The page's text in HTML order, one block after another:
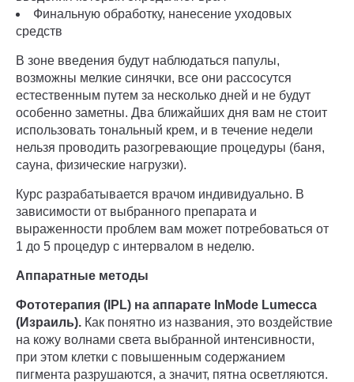
Финальную обработку, нанесение уходовых
средств
В зоне введения будут наблюдаться папулы,
возможны мелкие синячки, все они рассосутся
естественным путем за несколько дней и не будут
особенно заметны. Два ближайших дня вам не стоит
использовать тональный крем, и в течение недели
нельзя проводить разогревающие процедуры (баня,
сауна, физические нагрузки).
Курс разрабатывается врачом индивидуально. В
зависимости от выбранного препарата и
выраженности проблем вам может потребоваться от
1 до 5 процедур с интервалом в неделю.
Аппаратные методы
Фототерапия (IPL) на аппарате InMode Lumecca
(Израиль). Как понятно из названия, это воздействие
на кожу волнами света выбранной интенсивности,
при этом клетки с повышенным содержанием
пигмента разрушаются, а значит, пятна осветляются.